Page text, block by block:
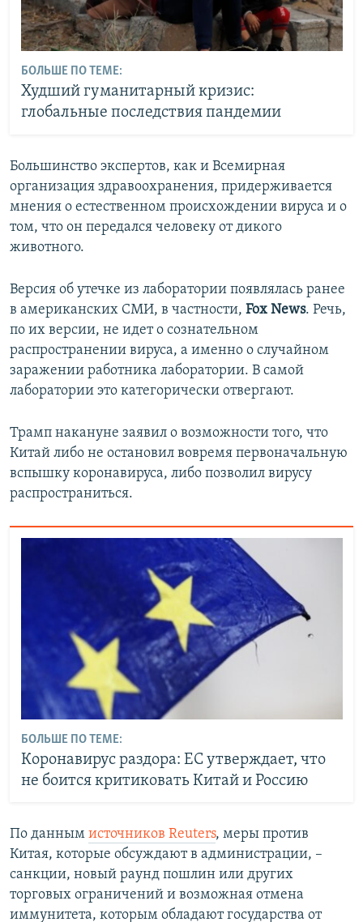
БОЛЬШЕ ПО ТЕМЕ:
Худший гуманитарный кризис:
глобальные последствия пандемии
Большинство экспертов, как и Всемирная
организация здравоохранения, придерживается
мнения о естественном происхождении вируса и о
том, что он передался человеку от дикого
животного.
Версия об утечке из лаборатории появлялась ранее
в американских СМИ, в частности, Fox News. Речь,
по их версии, не идет о сознательном
распространении вируса, а именно о случайном
заражении работника лаборатории. В самой
лаборатории это категорически отвергают.
Трамп накануне заявил о возможности того, что
Китай либо не остановил вовремя первоначальную
вспышку коронавируса, либо позволил вирусу
распространиться.
БОЛЬШЕ ПО ТЕМЕ:
Коронавирус раздора: ЕС утверждает, что
не боится критиковать Китай и Россию
По данным источников Reuters, меры против
Китая, которые обсуждают в администрации, –
санкции, новый раунд пошлин или других
торговых ограничений и возможная отмена
иммунитета, которым обладают государства от